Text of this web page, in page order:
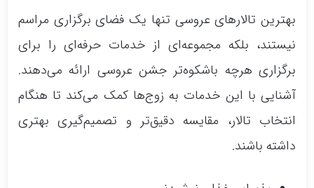
بهترین تالارهای عروسی تنها یک فضای برگزاری مراسم
نیستند، بلکه مجموعه‌ای از خدمات حرفه‌ای را برای
برگزاری هرچه باشکوه‌تر جشن عروسی ارائه می‌دهند.
آشنایی با این خدمات به زوج‌ها کمک می‌کند تا هنگام
انتخاب تالار، مقایسه دقیق‌تر و تصمیم‌گیری بهتری
داشته باشند.